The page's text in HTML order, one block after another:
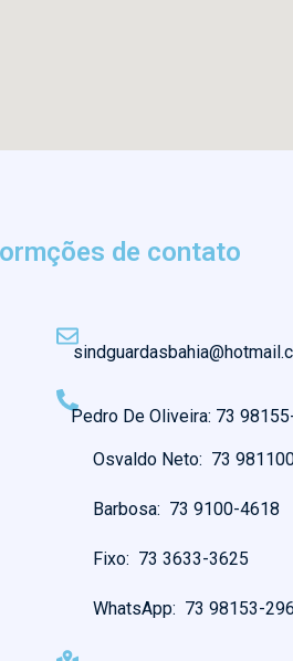
de contato
Pedro De Oliveira: 73
Osvaldo Neto: 73
Barbosa: 73 9100-4618
Fixo: 73 3633-3625
WhatsApp: 73 98153-